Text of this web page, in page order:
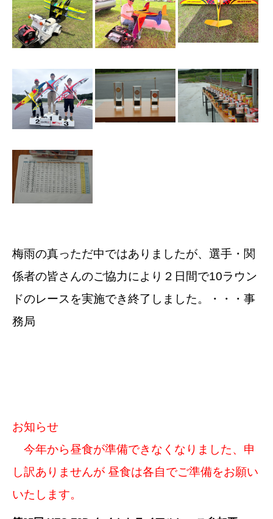
梅雨の真っただ中ではありましたが、選手・関
係者の皆さんのご協力により２日間で10ラウン
ドのレースを実施でき終了しました。・・・事
務局
お知らせ
今年から昼食が準備できなくなりました、申
し訳ありませんが 昼食は各自でご準備をお願い
いたします。